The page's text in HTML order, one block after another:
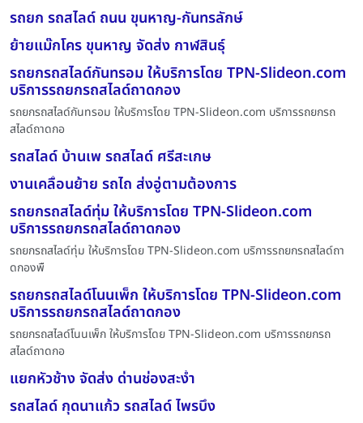
รถยก รถสไลด์ ถนน ขุนหาญ-กันทรลักษ์
ย้ายแม๊กโคร ขุนหาญ จัดส่ง กาฬสินธุ์
รถยกรถสไลด์กันทรอม ให้บริการโดย TPN-Slideon.com
บริการรถยกรถสไลด์ถาดกอง
รถยกรถสไลด์กันทรอม ให้บริการโดย TPN-Slideon.com บริการรถยกรถ
สไลด์ถาดกอ
รถสไลด์ บ้านเพ รถสไลด์ ศรีสะเกษ
งานเคลื่อนย้าย รถไถ ส่งอู่ตามต้องการ
รถยกรถสไลด์ทุ่ม ให้บริการโดย TPN-Slideon.com
บริการรถยกรถสไลด์ถาดกอง
รถยกรถสไลด์ทุ่ม ให้บริการโดย TPN-Slideon.com บริการรถยกรถสไลด์ถา
ดกองพื
รถยกรถสไลด์โนนเพ็ก ให้บริการโดย TPN-Slideon.com
บริการรถยกรถสไลด์ถาดกอง
รถยกรถสไลด์โนนเพ็ก ให้บริการโดย TPN-Slideon.com บริการรถยกรถ
สไลด์ถาดกอ
แยกหัวช้าง จัดส่ง ด่านช่องสะง่ำ
รถสไลด์ กุดนาแก้ว รถสไลด์ ไพรบึง